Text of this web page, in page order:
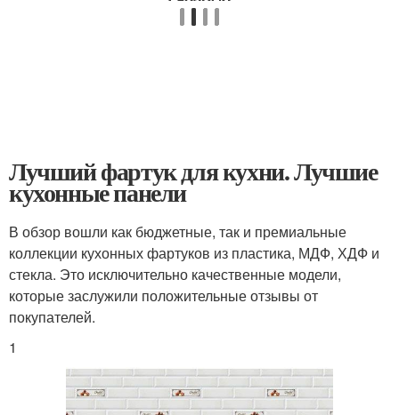
Лучший фартук для кухни. Лучшие
кухонные панели
В обзор вошли как бюджетные, так и премиальные
коллекции кухонных фартуков из пластика, МДФ, ХДФ и
стекла. Это исключительно качественные модели,
которые заслужили положительные отзывы от
покупателей.
1